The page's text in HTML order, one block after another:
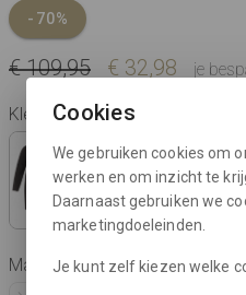
-70%
€ 109,95 € 32,98 je
Kleur: olive green
Maat:
Cookies
We gebruiken cookies om
werken en om inzicht te
Daarnaast gebruiken we
marketingdoeleinden.
Je kunt zelf kiezen welke